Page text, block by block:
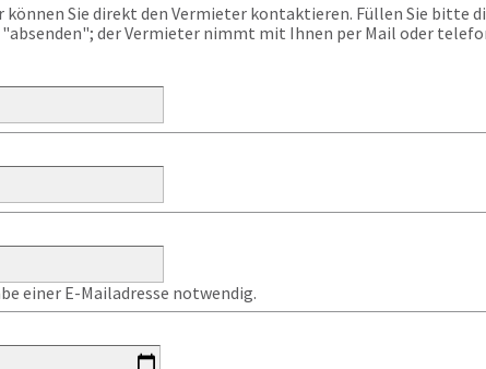
Sie direkt den Vermieter kontaktieren. Füllen Sie bitte
"absenden"; der Vermieter nimmt mit Ihnen per Mail oder
einer E-Mailadresse notwendig.